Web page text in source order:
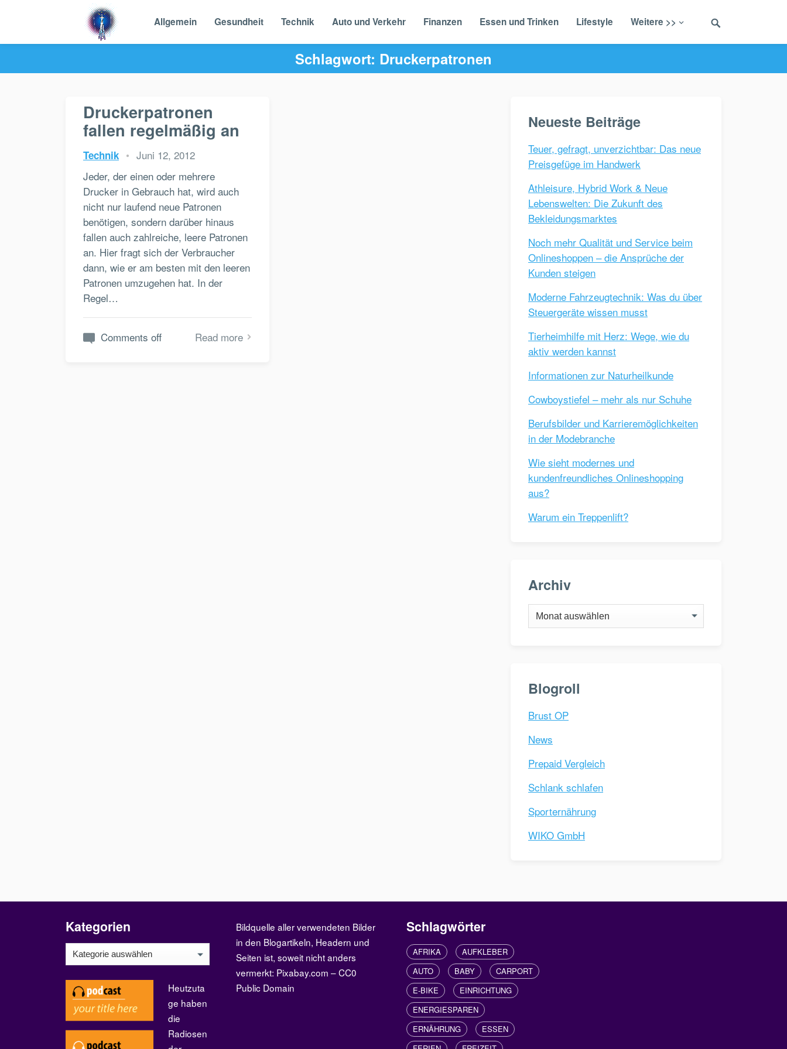
Allgemein Gesundheit Technik Auto und Verkehr Finanzen Essen und Trinken Lifestyle Weitere >>
Schlagwort: Druckerpatronen
Druckerpatronen
fallen regelmäßig an
Technik • Juni 12, 2012
Jeder, der einen oder mehrere
Drucker in Gebrauch hat, wird auch
nicht nur laufend neue Patronen
benötigen, sondern darüber hinaus
fallen auch zahlreiche, leere Patronen
an. Hier fragt sich der Verbraucher
dann, wie er am besten mit den leeren
Patronen umzugehen hat. In der
Regel…
Comments off Read more
Neueste Beiträge
Teuer, gefragt, unverzichtbar: Das neue
Preisgefüge im Handwerk
Athleisure, Hybrid Work & Neue
Lebenswelten: Die Zukunft des
Bekleidungsmarktes
Noch mehr Qualität und Service beim
Onlineshoppen – die Ansprüche der
Kunden steigen
Moderne Fahrzeugtechnik: Was du über
Steuergeräte wissen musst
Tierheimhilfe mit Herz: Wege, wie du
aktiv werden kannst
Informationen zur Naturheilkunde
Cowboystiefel – mehr als nur Schuhe
Berufsbilder und Karrieremöglichkeiten
in der Modebranche
Wie sieht modernes und
kundenfreundliches Onlineshopping
aus?
Warum ein Treppenlift?
Archiv
Archiv
Blogroll
Brust OP
News
Prepaid Vergleich
Schlank schlafen
Sporternährung
WIKO GmbH
Kategorien
Kategorien
Heutzuta
ge haben
die
Radiosen
Bildquelle aller verwendeten Bilder
in den Blogartikeln, Headern und
Seiten ist, soweit nicht anders
vermerkt: Pixabay.com – CC0
Public Domain
Schlagwörter
AFRIKA
AUFKLEBER
AUTO
BABY
CARPORT
E-BIKE
EINRICHTUNG
ENERGIESPAREN
ERNÄHRUNG
ESSEN